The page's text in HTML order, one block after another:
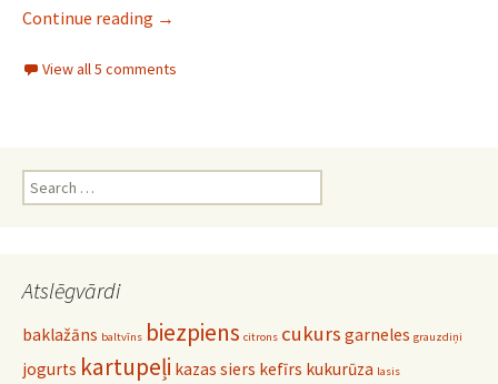
Continue reading Visveselīgākais saldējums
→
View all 5 comments
Search
for:
Atslēgvārdi
baklažāns baltvīns biezpiens citrons cukurs garneles grauzdiņi
jogurts kartupeļi kazas siers kefīrs kukurūza lasis